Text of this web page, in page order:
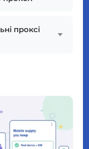
проксі